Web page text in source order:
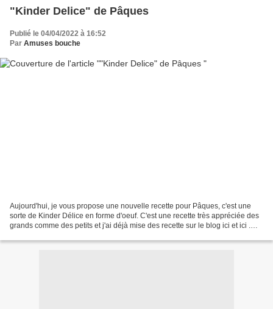
"Kinder Delice" de Pâques
Publié le 04/04/2022 à 16:52
Par Amuses bouche
Aujourd'hui, je vous propose une nouvelle recette pour Pâques, c'est une
sorte de Kinder Délice en forme d'oeuf. C'est une recette très appréciée des
grands comme des petits et j'ai déjà mise des recette sur le blog ici et ici .